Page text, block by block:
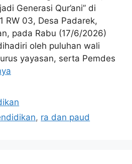
Generasi Qur’ani” di
RW 03, Desa Padarek,
pada Rabu (17/6/2026)
oleh puluhan wali
yayasan, serta Pemdes
, ra dan paud